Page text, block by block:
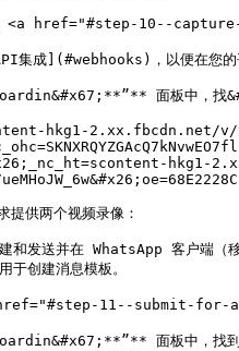
<a href="#step-10--
集成](#webhooks)，以便在您的
面板中，找
hkg1-2.xx.fbcdn.net/v/
hkg1-
供两个视频录像：
和发送并在 WhatsApp 客户端（
于创建消息模板。
<a href="#step-11--
面板中，找到